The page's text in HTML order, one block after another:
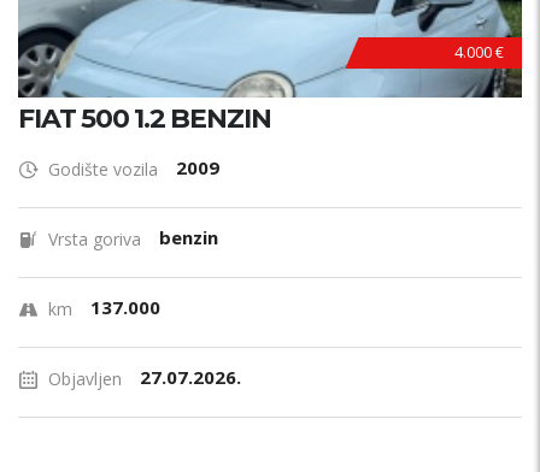
4.000 €
FIAT 500 1.2 BENZIN
Godište vozila 2009
Vrsta goriva benzin
km 137.000
Objavljen 27.07.2026.